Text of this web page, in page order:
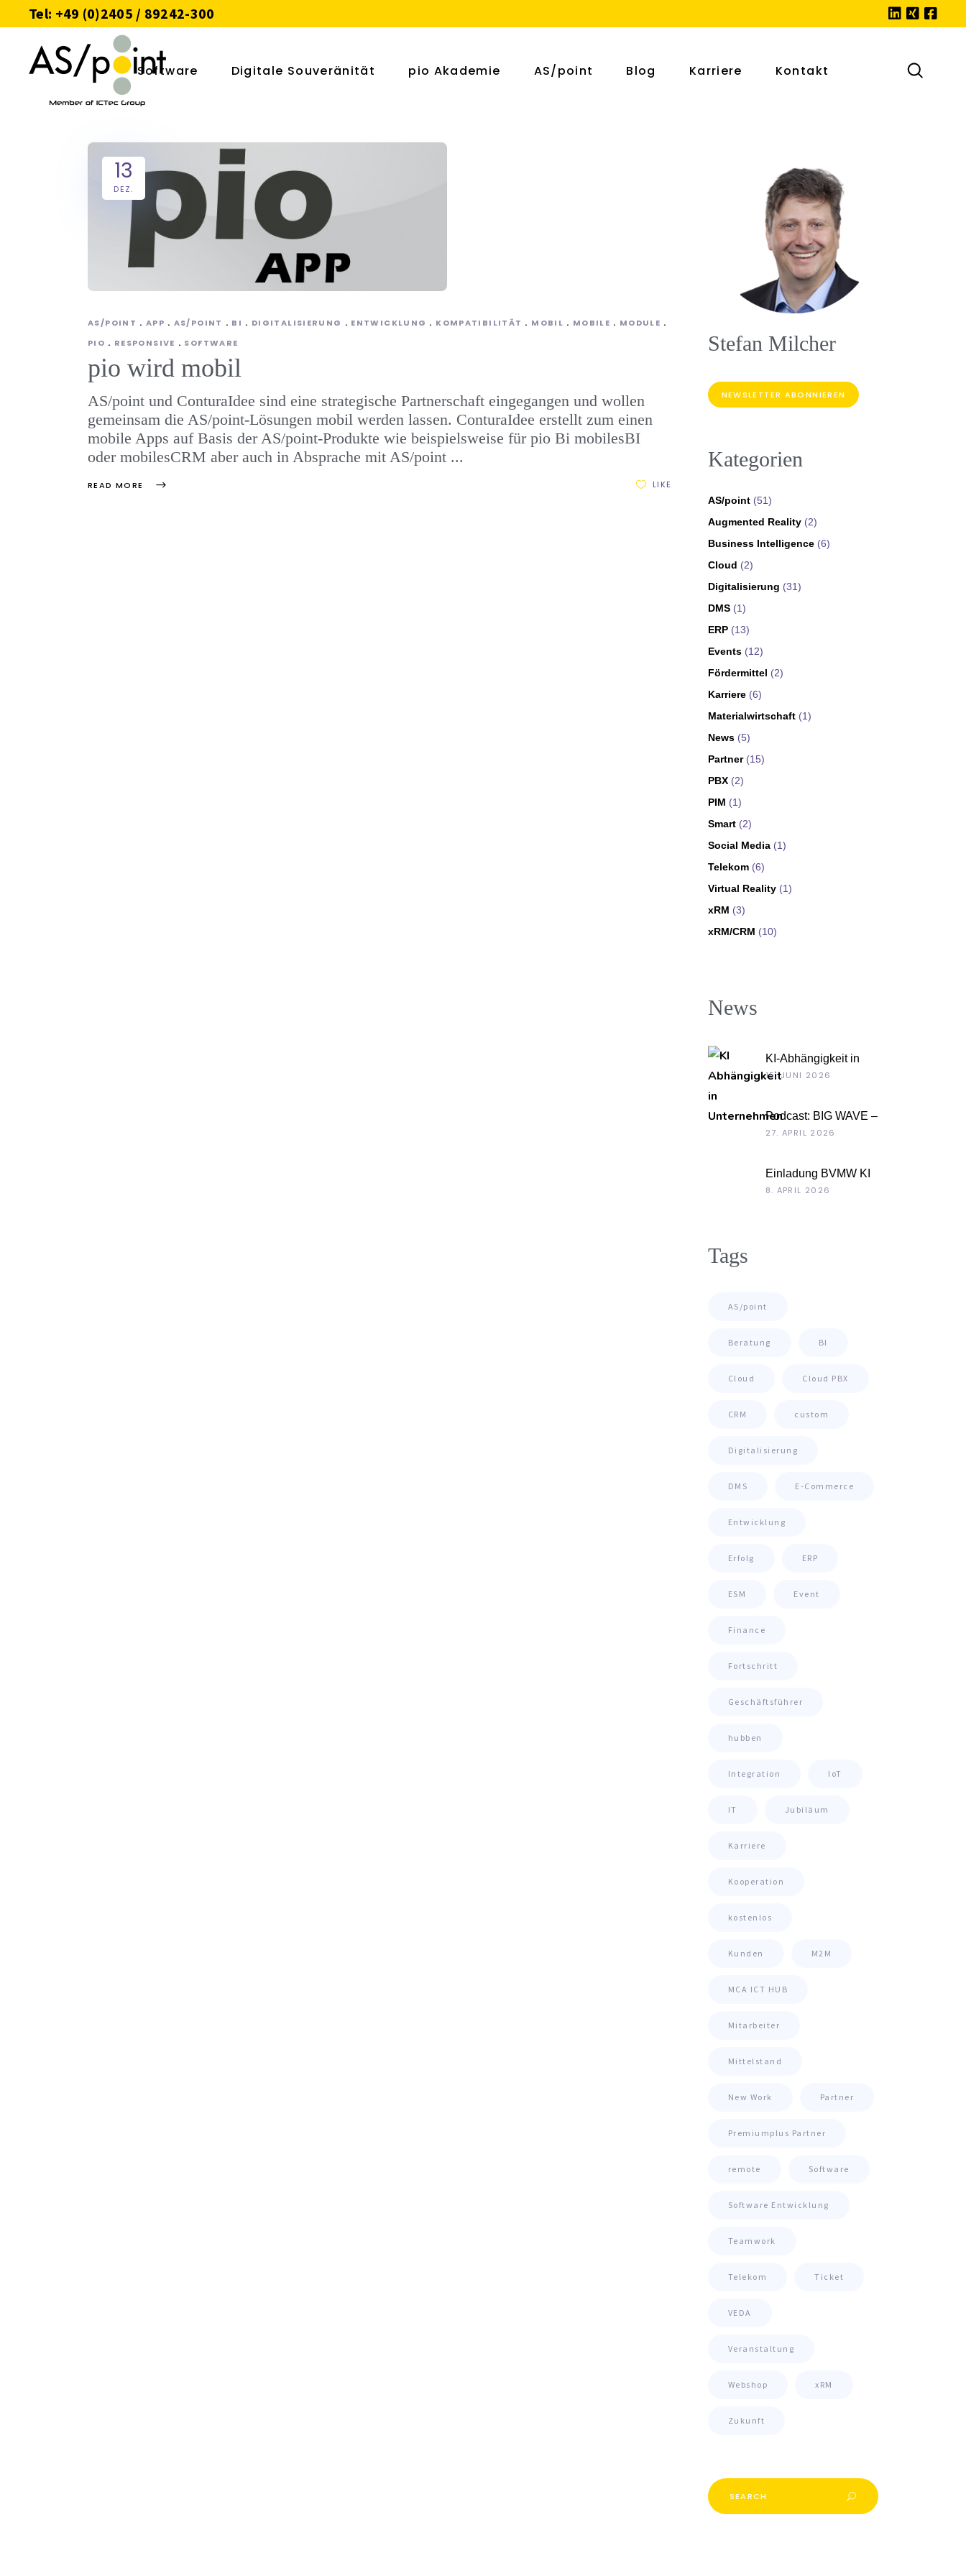
Tel: +49 (0)2405 / 89242-300
Software Digitale Souveränität pio Akademie AS/point Blog Karriere Kontakt
13
DEZ.
AS/POINT APP AS/POINT BI DIGITALISIERUNG ENTWICKLUNG KOMPATIBILITÄT MOBIL MOBILE
MODULE
PIO
RESPONSIVE SOFTWARE
pio wird mobil
AS/point und ConturaIdee sind eine strategische Partnerschaft eingegangen und wollen
gemeinsam die AS/point-Lösungen mobil werden lassen. ConturaIdee erstellt zum einen
mobile Apps auf Basis der AS/point-Produkte wie beispielsweise für pio Bi mobilesBI
oder mobilesCRM aber auch in Absprache mit AS/point
READ MORE LIKE
Stefan Milcher
NEWSLETTER ABONNIEREN
Kategorien
AS/point(51)
Augmented Reality(2)
Business Intelligence(6)
Cloud (2)
Digitalisierung (31)
DMS(1)
ERP(13)
Events(12)
Fördermittel (2)
Karriere(6)
Materialwirtschaft(1)
News(5)
Partner(15)
PBX(2)
PIM (1)
Smart(2)
Social Media(1)
Telekom(6)
Virtual Reality(1)
xRM (3)
xRM/CRM (10)
News
KI-Abhängigkeit in
Unternehmen
15. JUNI 2026
Podcast: BIG WAVE –
Unternehmenskultur
27. APRIL 2026
Einladung BVMW KI
Roadshow 2026: KI
8. APRIL 2026
Tags
AS/point
Beratung BI
Cloud Cloud PBX
CRM custom
Digitalisierung
DMS E-Commerce
Entwicklung
Erfolg ERP
ESM Event
Finance
Fortschritt
Geschäftsführer
hubben
Integration IoT
IT Jubiläum
Karriere
Kooperation
kostenlos
Kunden M2M
MCA ICT HUB
Mitarbeiter
Mittelstand
New Work Partner
Premiumplus Partner
remote Software
Software Entwicklung
Teamwork
Telekom Ticket
VEDA
Veranstaltung
Webshop xRM
Zukunft